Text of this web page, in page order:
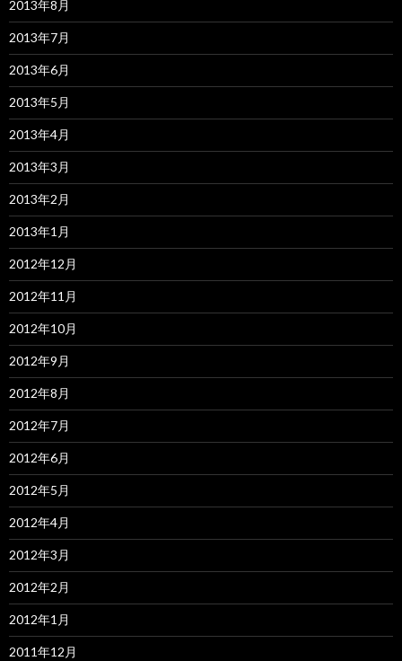
2013年8月
2013年7月
2013年6月
2013年5月
2013年4月
2013年3月
2013年2月
2013年1月
2012年12月
2012年11月
2012年10月
2012年9月
2012年8月
2012年7月
2012年6月
2012年5月
2012年4月
2012年3月
2012年2月
2012年1月
2011年12月